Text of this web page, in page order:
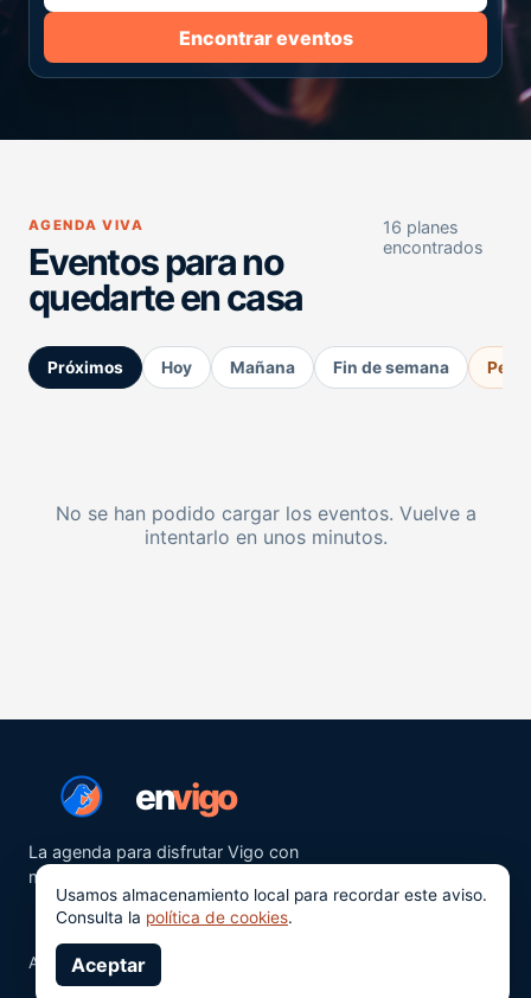
Encontrar eventos
AGENDA VIVA
Eventos para no
quedarte en casa
16 planes
encontrados
Próximos Hoy Mañana Fin de semana
No se han podido cargar los eventos. Vuelve a
intentarlo en unos minutos.
envigo
La agenda para disfrutar Vigo con
más ganas.
Aviso legalPrivacidad
Usamos almacenamiento local para recordar este aviso.
Consulta la política de cookies.
Aceptar